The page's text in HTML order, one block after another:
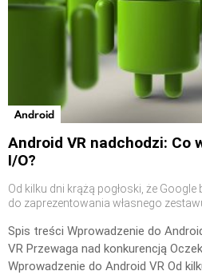
Android
Android VR nadchodzi: Co
I/O?
Od kilku dni krążą pogłoski, że
do zaprezentowania własnego
Spis treści Wprowadzenie do
VR Przewaga nad konkurencją
Wprowadzenie do Android VR Od